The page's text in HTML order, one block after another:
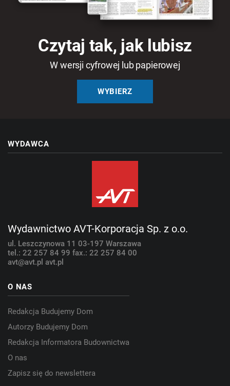
Czytaj tak, jak lubisz
W wersji cyfrowej lub papierowej
WYBIERZ
WYDAWCA
Wydawnictwo AVT-Korporacja Sp. z o.o.
ul. Leszczynowa 11 03-197 Warszawa
tel.: 22 257 84 99 fax.: 22 257 84 00
avt@avt.pl avt.pl
O NAS
Redakcja Budujemy Dom
Autorzy Budujemy Dom
Redakcja Informatora Budownictwa
O nas
Zapisz się do newslettera